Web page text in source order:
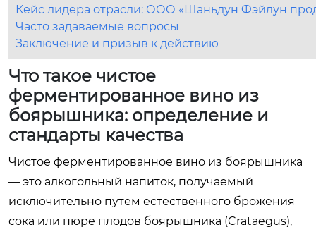
Кейс лидера отрасли: ООО «Шаньдун Фэйлун
Часто задаваемые вопросы
Заключение и призыв к действию
Что такое чистое
ферментированное вино из
боярышника: определение и
стандарты качества
Чистое ферментированное вино из боярышника
— это алкогольный напиток, получаемый
исключительно путем естественного брожения
сока или пюре плодов боярышника (Crataegus),